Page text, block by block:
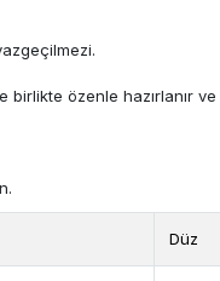
birlikte özenle hazırlanır ve
Düz